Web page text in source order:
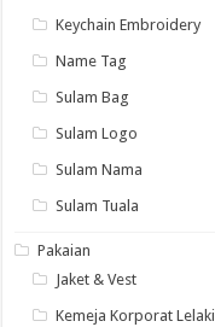
Keychain Embroidery
Name Tag
Sulam Bag
Sulam Logo
Sulam Nama
Sulam Tuala
Pakaian
Jaket & Vest
Kemeja Korporat Lelaki